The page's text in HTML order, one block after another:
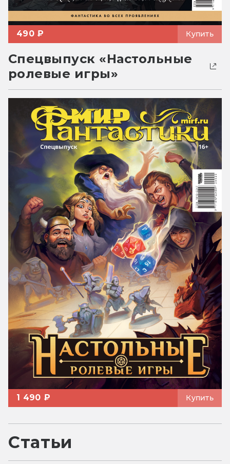
490 ₽ Купить
Спецвыпуск «Настольные
ролевые игры»
1 490 ₽ Купить
Статьи